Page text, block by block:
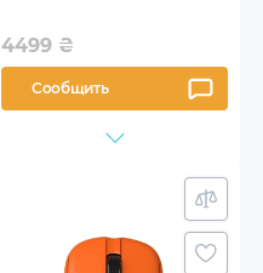
4499 ₴
Сообщить